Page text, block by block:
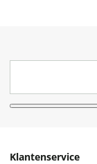
Klantenservice